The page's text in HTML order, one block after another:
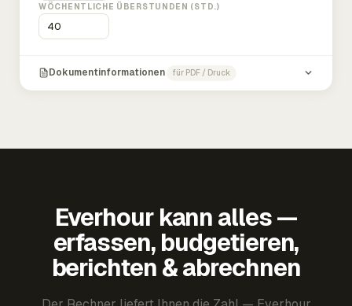
WÖCHENTLICHE ÜBERSTUNDEN (STD.)
Dokumentinformationen für PDF / Druck
Everhour kann alles —
erfassen, budgetieren,
berichten & abrechnen